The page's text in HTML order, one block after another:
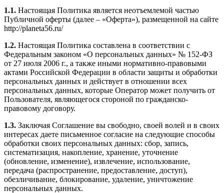
1.1. Настоящая Политика является неотъемлемой частью
Публичной оферты (далее – «Оферта»), размещенной на сайте
http://planeta56.ru/
1.2. Настоящая Политика составлена в соответствии с
Федеральным законом «О персональных данных» № 152-ФЗ
от 27 июля 2006 г., а также иными нормативно-правовыми
актами Российской Федерации в области защиты и обработки
персональных данных и действует в отношении всех
персональных данных, которые Оператор может получить от
Пользователя, являющегося стороной по гражданско-
правовому договору.
1.3. Заключая Соглашение вы свободно, своей волей и в своих
интересах даете письменное согласие на следующие способы
обработки своих персональных данных: сбор, запись,
систематизация, накопление, хранение, уточнение
(обновление, изменение), извлечение, использование,
передача (распространение, предоставление, доступ),
обезличивание, блокирование, удаление, уничтожение
персональных данных.